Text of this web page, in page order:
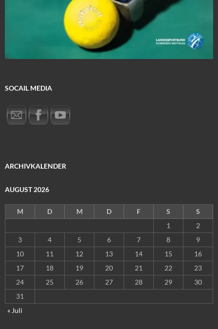
SOCAIL MEDIA
ARCHIVKALENDER
AUGUST 2026
M D M D F S
S
1
2
3
4 5 6 7 8
9
10
11 12 13 14 15
16
17
18 19 20 21 22
23
24
25 26 27 28 29
30
31
« Juli